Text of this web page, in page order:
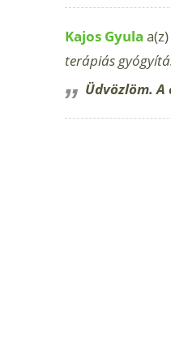
Kajos Gyula a(z)
terápiás
Üdvözlöm.